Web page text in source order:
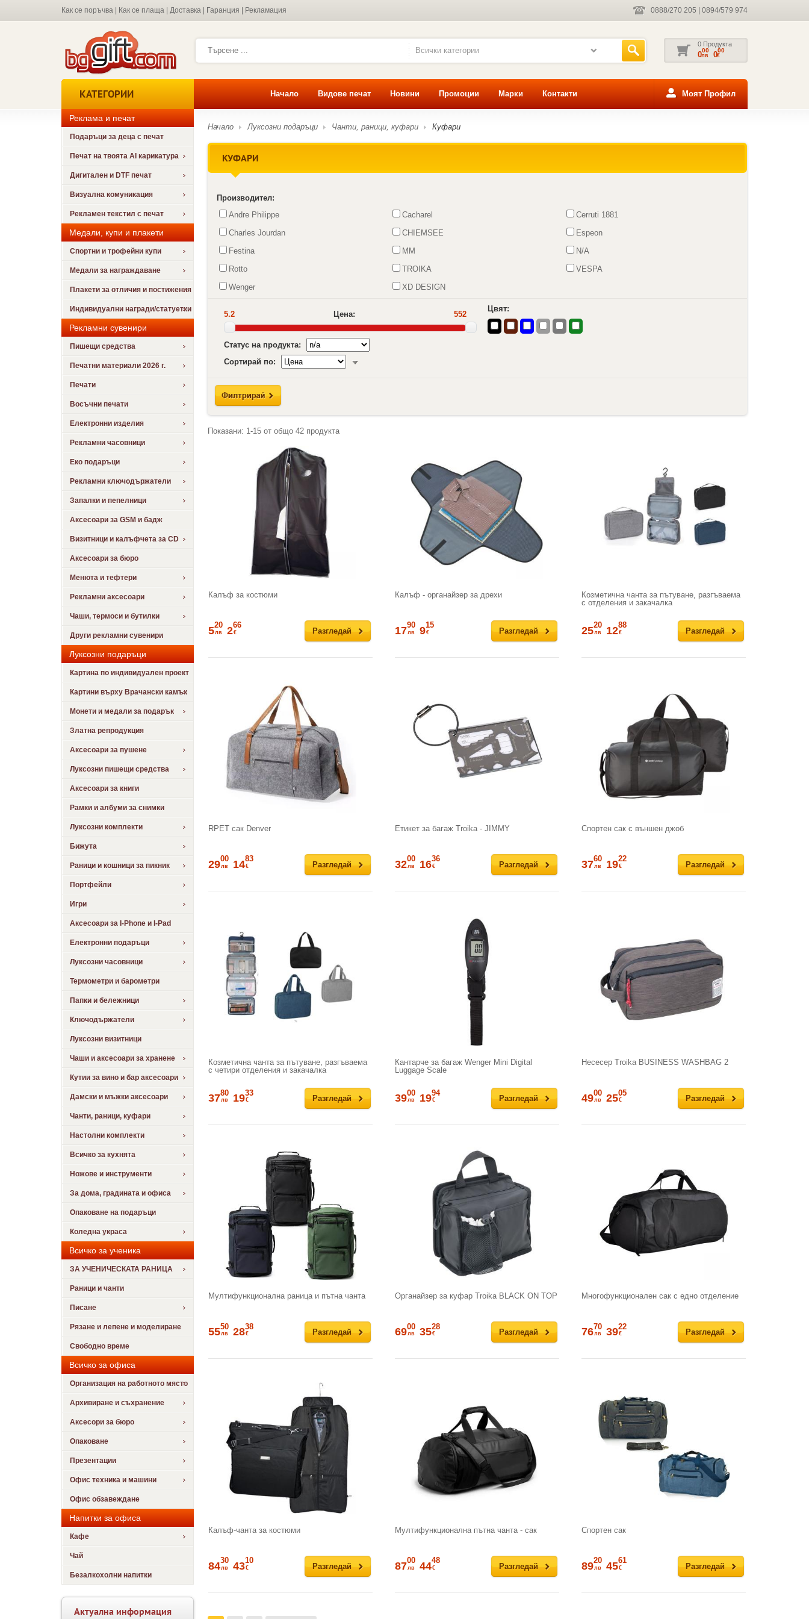
0888/270 205 0894/579 974
Как се поръчва Как се плаща Доставка Гаранция Рекламация
Всички категории
0 Продукта
000
лв 000
€
КАТЕГОРИИ Начало Видове печат Новини Промоции Марки Контакти Моят Профил
Реклама и печат
Подаръци за деца с печат
Печат на твоята AI карикатура
Дигитален и DTF печат
Визуална комуникация
Рекламен текстил с печат
Медали, купи и плакети
Спортни и трофейни купи
Медали за награждаване
Плакети за отличия и постижения
Индивидуални награди/статуетки
Рекламни сувенири
Пишещи средства
Печатни материали 2026 г.
Печати
Восъчни печати
Електронни изделия
Рекламни часовници
Еко подаръци
Рекламни ключодържатели
Запалки и пепелници
Аксесоари за GSM и бадж
Визитници и калъфчета за CD
Аксесоари за бюро
Менюта и тефтери
Рекламни аксесоари
Чаши, термоси и бутилки
Други рекламни сувенири
Луксозни подаръци
Картина по индивидуален проект
Картини върху Врачански камък
Монети и медали за подарък
Златна репродукция
Аксесоари за пушене
Луксозни пишещи средства
Аксесоари за книги
Рамки и албуми за снимки
Луксозни комплекти
Бижута
Раници и кошници за пикник
Портфейли
Игри
Аксесоари за I-Phone и I-Pad
Електронни подаръци
Луксозни часовници
Термометри и барометри
Папки и бележници
Ключодържатели
Луксозни визитници
Чаши и аксесоари за хранене
Кутии за вино и бар аксесоари
Дамски и мъжки аксесоари
Чанти, раници, куфари
Настолни комплекти
Всичко за кухнята
Ножове и инструменти
За дома, градината и офиса
Опаковане на подаръци
Коледна украса
Всичко за ученика
ЗА УЧЕНИЧЕСКАТА РАНИЦА
Раници и чанти
Писане
Рязане и лепене и моделиране
Свободно време
Всичко за офиса
Организация на работното място
Архивиране и съхранение
Аксесори за бюро
Опаковане
Презентации
Офис техника и машини
Офис обзавеждане
Напитки за офиса
Кафе
Чай
Безалкохолни напитки
Актуална информация
Начало Луксозни подаръци Чанти, раници, куфари Куфари
КУФАРИ
Производител:
Andre Philippe
Cacharel
Cerruti 1881
Charles Jourdan
CHIEMSEE
Espeon
Festina
MM
N/A
Rotto
TROIKA
VESPA
Wenger
XD DESIGN
5.2 Цена: 552
Статус на продукта:
Сортирай по:
Цвят:
Показани: 1-15от общо 42продукта
Калъф за костюми
Разгледай
520
лв 266
€
Калъф - органайзер за дрехи
Разгледай
1790
лв 915
€
Козметична чанта за пътуване, разгъваема
с отделения и закачалка
Разгледай
2520
лв 1288
€
RPET сак Denver
Разгледай
2900
лв 1483
€
Етикет за багаж Troika - JIMMY
Разгледай
3200
лв 1636
€
Спортен сак с външен джоб
Разгледай
3760
лв 1922
€
Козметична чанта за пътуване, разгъваема
с четири отделения и закачалка
Разгледай
3780
лв 1933
€
Кантарче за багаж Wenger Mini Digital
Luggage Scale
Разгледай
3900
лв 1994
€
Несесер Troika BUSINESS WASHBAG 2
Разгледай
4900
лв 2505
€
Мултифункционална раница и пътна чанта
Разгледай
5550
лв 2838
€
Органайзер за куфар Troika BLACK ON TOP
Разгледай
6900
лв 3528
€
Многофункционален сак с едно отделение
Разгледай
7670
лв 3922
€
Калъф-чанта за костюми
Разгледай
8430
лв 4310
€
Мултифункционална пътна чанта - сак
Разгледай
8700
лв 4448
€
Спортен сак
Разгледай
8920
лв 4561
€